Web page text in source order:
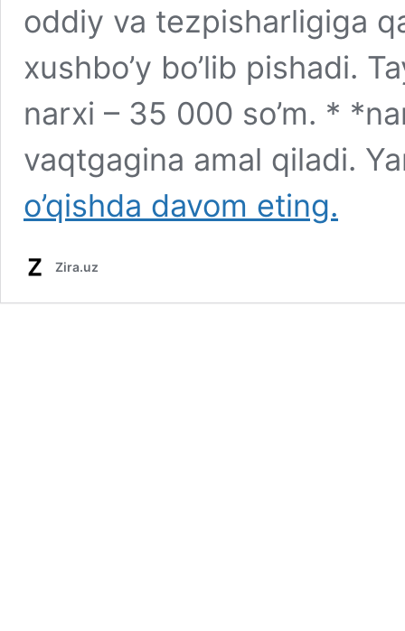
oddiy va tezpisharligiga
xushbo’y bo’lib pishadi.
narxi – 35 000 so’m. *
vaqtgagina amal qiladi.
o’qishda davom eting.
Zira.uz